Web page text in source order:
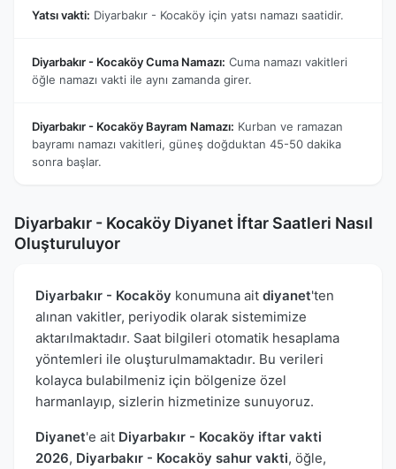
Yatsı vakti: Diyarbakır - Kocaköy için yatsı namazı saatidir.
Diyarbakır - Kocaköy Cuma Namazı: Cuma namazı vakitleri
öğle namazı vakti ile aynı zamanda girer.
Diyarbakır - Kocaköy Bayram Namazı: Kurban ve ramazan
bayramı namazı vakitleri, güneş doğduktan 45-50 dakika
sonra başlar.
Diyarbakır - Kocaköy Diyanet İftar Saatleri Nasıl
Oluşturuluyor
Diyarbakır - Kocaköy konumuna ait diyanet'ten
alınan vakitler, periyodik olarak sistemimize
aktarılmaktadır. Saat bilgileri otomatik hesaplama
yöntemleri ile oluşturulmamaktadır. Bu verileri
kolayca bulabilmeniz için bölgenize özel
harmanlayıp, sizlerin hizmetinize sunuyoruz.
Diyanet'e ait Diyarbakır - Kocaköy iftar vakti
2026, Diyarbakır - Kocaköy sahur vakti, öğle,